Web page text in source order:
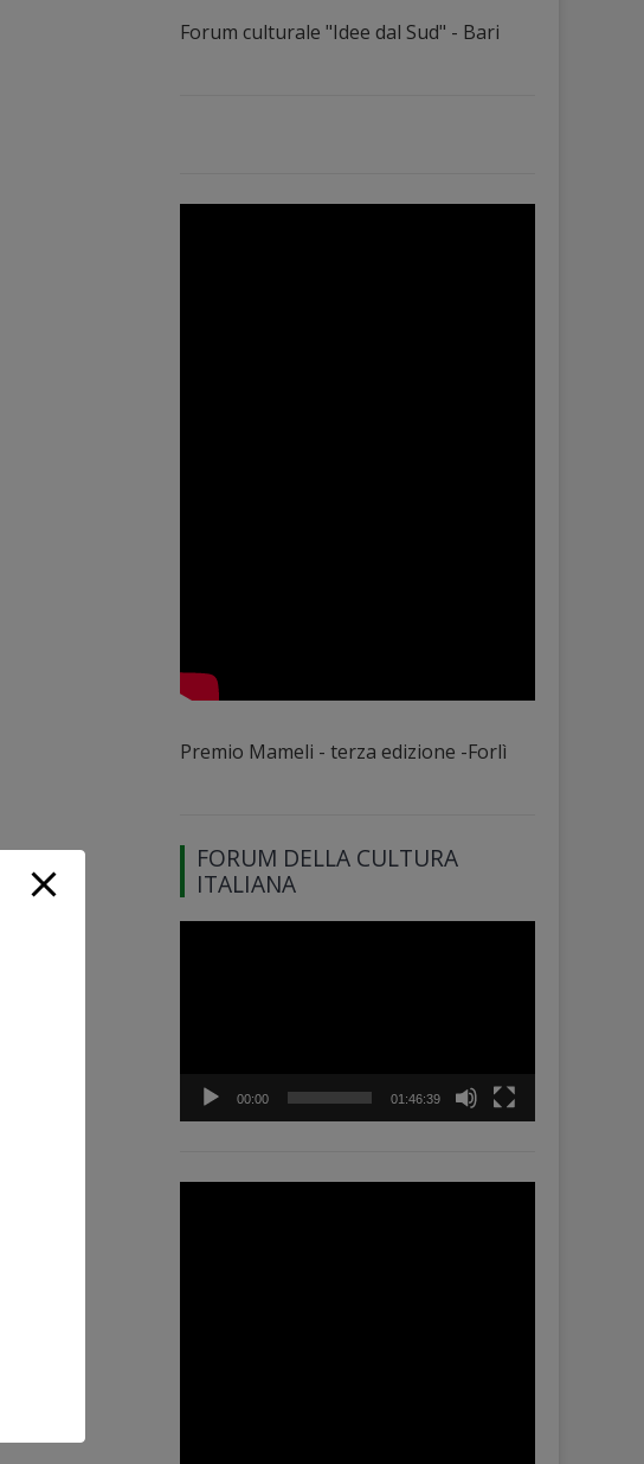
Forum culturale "Idee dal Sud" - Bari
Premio Mameli - terza edizione -Forlì
FORUM DELLA CULTURA
ITALIANA
00:00 01:46:39